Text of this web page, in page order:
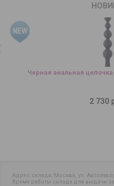
Черная анальная
2 730
Адрес склада: Москва, ул.
Время работы склада для выдачи